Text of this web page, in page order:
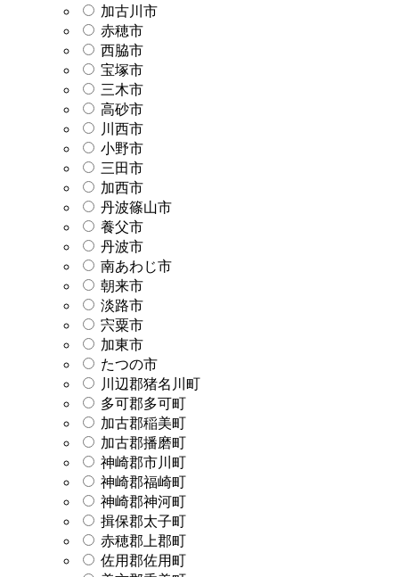
加古川市
赤穂市
西脇市
宝塚市
三木市
高砂市
川西市
小野市
三田市
加西市
丹波篠山市
養父市
丹波市
南あわじ市
朝来市
淡路市
宍粟市
加東市
たつの市
川辺郡猪名川町
多可郡多可町
加古郡稲美町
加古郡播磨町
神崎郡市川町
神崎郡福崎町
神崎郡神河町
揖保郡太子町
赤穂郡上郡町
佐用郡佐用町